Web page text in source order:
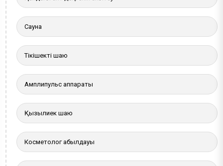
Сауна
Тікішекті шаю
Амплипульс аппараты
Қызылиек шаю
Косметолог қабылдауы